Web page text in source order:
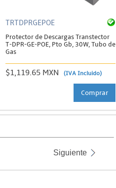
TRTDPRGEPOE
Protector de Descargas Transtector
T-DPR-GE-POE, Pto Gb, 30W, Tubo de
Gas
$1,119.65 MXN (IVA Incluido)
Comprar
Siguiente